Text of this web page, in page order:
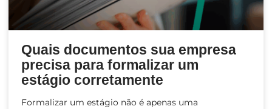
Quais documentos sua empresa
precisa para formalizar um
estágio corretamente
Formalizar um estágio não é apenas uma